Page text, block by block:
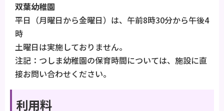
双葉幼稚園
平日（月曜日から金曜日）は、午前8時30分から午後4
時
土曜日は実施しておりません。
注記：つしま幼稚園の保育時間については、施設に直
接お問い合わせください。
利用料